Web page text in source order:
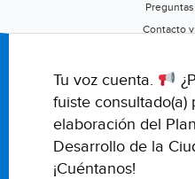
Contacto
Califica
Tu voz cuenta.
fuiste consultado(a)
elaboración del
Desarrollo de la
¡Cuéntanos!